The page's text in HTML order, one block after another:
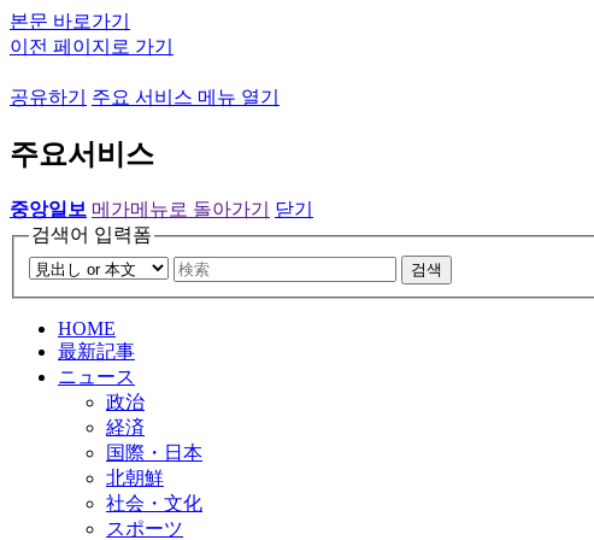
본문 바로가기
이전 페이지로 가기
공유하기 주요 서비스 메뉴 열기
주요서비스
중앙일보 메가메뉴로 돌아가기
닫기
검색어 입력폼
검색
HOME
最新記事
ニュース
政治
経済
国際・日本
北朝鮮
社会・文化
スポーツ